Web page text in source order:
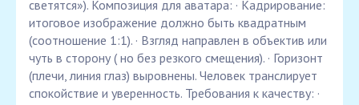
светятся»). Композиция для аватара: · Кадрирование:
итоговое изображение должно быть квадратным
(соотношение 1:1). · Взгляд направлен в объектив или
чуть в сторону ( но без резкого смещения). · Горизонт
(плечи, линия глаз) выровнены. Человек транслирует
спокойствие и уверенность. Требования к качеству: ·